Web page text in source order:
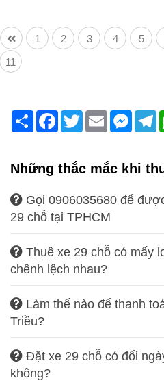
1 2 3 4 5
11
Share Facebook
TwitterEmail
Những thắc mắc khi
Gọi 0906035680 để
29 chỗ tại TPHCM
Thuê xe 29 chỗ có mấy
chênh lệch nhau?
Làm thế nào để thanh
Triều?
Đặt xe 29 chỗ có đổi
không?